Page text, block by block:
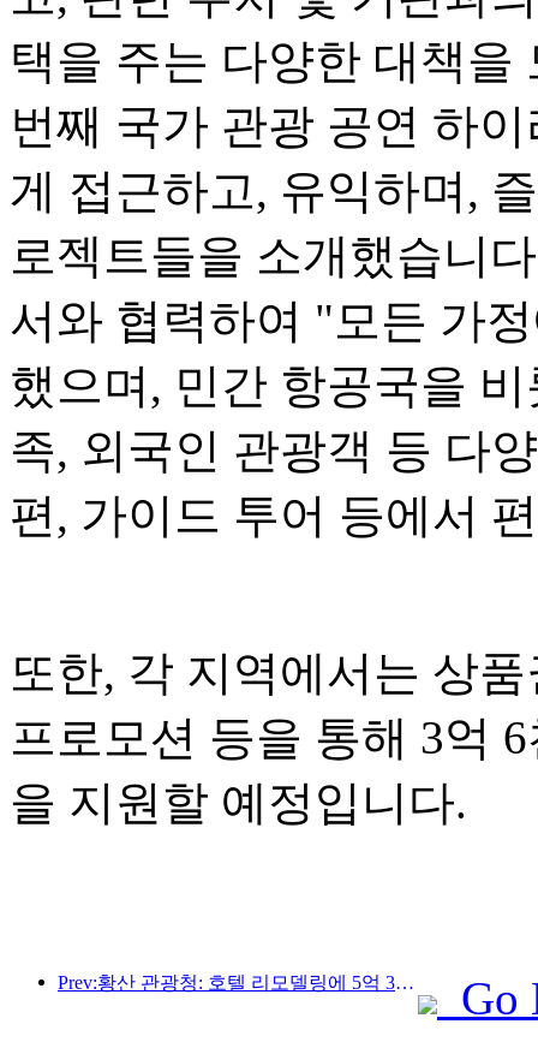
택을 주는 다양한 대책을
번째 국가 관광 공연 하
게 접근하고, 유익하며,
로젝트들을 소개했습니
서와 협력하여 "모든 가
했으며, 민간 항공국을
족, 외국인 관광객 등 다
편, 가이드 투어 등에서
또한, 각 지역에서는 상
프로모션 등을 통해 3억
을 지원할 예정입니다.
Prev:황산 관광청: 호텔 리모델링에 5억 3천만 위안 투자 계획
Go